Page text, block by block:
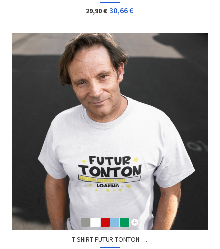
29,90 € 30,66 €
T-SHIRT FUTUR TONTON –...